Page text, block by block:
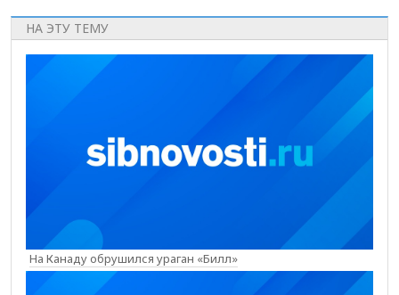
НА ЭТУ ТЕМУ
На Канаду обрушился ураган «Билл»